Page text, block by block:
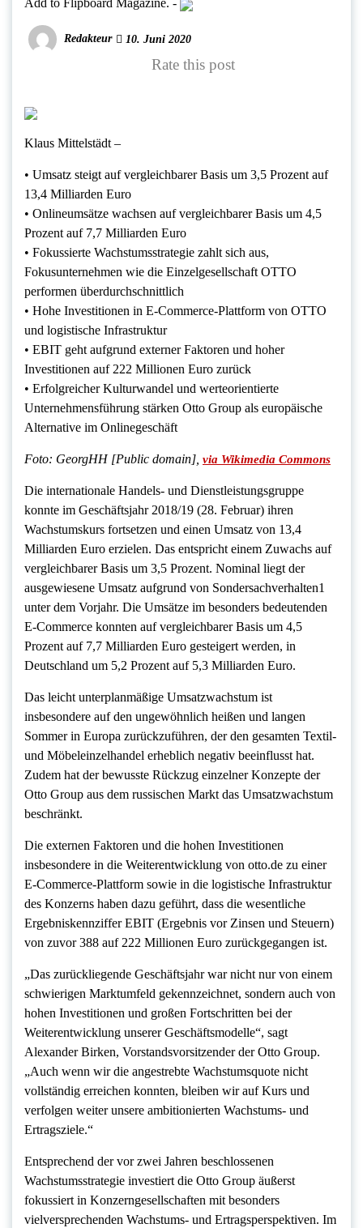
Add to Flipboard Magazine. -
Redakteur 10. Juni 2020
Rate this post
Klaus Mittelstädt –
• Umsatz steigt auf vergleichbarer Basis um 3,5 Prozent auf
13,4 Milliarden Euro
• Onlineumsätze wachsen auf vergleichbarer Basis um 4,5
Prozent auf 7,7 Milliarden Euro
• Fokussierte Wachstumsstrategie zahlt sich aus,
Fokusunternehmen wie die Einzelgesellschaft OTTO
performen überdurchschnittlich
• Hohe Investitionen in E-Commerce-Plattform von OTTO
und logistische Infrastruktur
• EBIT geht aufgrund externer Faktoren und hoher
Investitionen auf 222 Millionen Euro zurück
• Erfolgreicher Kulturwandel und werteorientierte
Unternehmensführung stärken Otto Group als europäische
Alternative im Onlinegeschäft
Foto: GeorgHH [Public domain], via Wikimedia Commons
Die internationale Handels- und Dienstleistungsgruppe
konnte im Geschäftsjahr 2018/19 (28. Februar) ihren
Wachstumskurs fortsetzen und einen Umsatz von 13,4
Milliarden Euro erzielen. Das entspricht einem Zuwachs auf
vergleichbarer Basis um 3,5 Prozent. Nominal liegt der
ausgewiesene Umsatz aufgrund von Sondersachverhalten1
unter dem Vorjahr. Die Umsätze im besonders bedeutenden
E-Commerce konnten auf vergleichbarer Basis um 4,5
Prozent auf 7,7 Milliarden Euro gesteigert werden, in
Deutschland um 5,2 Prozent auf 5,3 Milliarden Euro.
Das leicht unterplanmäßige Umsatzwachstum ist
insbesondere auf den ungewöhnlich heißen und langen
Sommer in Europa zurückzuführen, der den gesamten Textil-
und Möbeleinzelhandel erheblich negativ beeinflusst hat.
Zudem hat der bewusste Rückzug einzelner Konzepte der
Otto Group aus dem russischen Markt das Umsatzwachstum
beschränkt.
Die externen Faktoren und die hohen Investitionen
insbesondere in die Weiterentwicklung von otto.de zu einer
E-Commerce-Plattform sowie in die logistische Infrastruktur
des Konzerns haben dazu geführt, dass die wesentliche
Ergebniskennziffer EBIT (Ergebnis vor Zinsen und Steuern)
von zuvor 388 auf 222 Millionen Euro zurückgegangen ist.
„Das zurückliegende Geschäftsjahr war nicht nur von einem
schwierigen Marktumfeld gekennzeichnet, sondern auch von
hohen Investitionen und großen Fortschritten bei der
Weiterentwicklung unserer Geschäftsmodelle“, sagt
Alexander Birken, Vorstandsvorsitzender der Otto Group.
„Auch wenn wir die angestrebte Wachstumsquote nicht
vollständig erreichen konnten, bleiben wir auf Kurs und
verfolgen weiter unsere ambitionierten Wachstums- und
Ertragsziele.“
Entsprechend der vor zwei Jahren beschlossenen
Wachstumsstrategie investiert die Otto Group äußerst
fokussiert in Konzerngesellschaften mit besonders
vielversprechenden Wachstums- und Ertragsperspektiven. Im